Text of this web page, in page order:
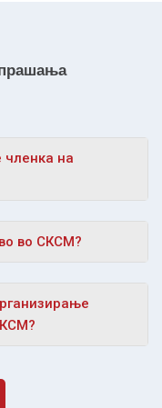
членка на
во СКСМ?